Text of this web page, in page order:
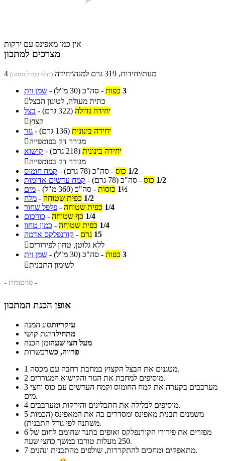
אין כמו מאפינס עם ירקות
מצרכים למתכון
4 מנות/יחידות, 319 גרם למנה\יחידה (תלוי בגודל המנה)
שמן זית - 3 כפות - סה"כ (30 מ"ל)
כתית מעולה, לטיגון הבצל
בצל - יחידה גדולה (322 גרם)
קצוץ
גזר - יחידה בינונית (136 גרם)
מגורר דק בפומפייה
קישוא - יחידה בינונית (218 גרם)
מגורר דק בפומפייה
קמח חומוס - 1/2 כוס - סה"כ (78 גרם)
קמח עדשים אדומות - 1/2 כוס - סה"כ (78 גרם)
מים - 1½ כוסות - סה"כ (360 מ"ל)
מלח - 1/2 כפית שטוחה
פלפל שחור - 1/4 כפית שטוחה
כורכום - 1/4 כף שטוחה
כמון טחון - 1/4 כפית שטוחה
קורנפלקס אדמה - 15 גרם
ללא גלוטן, טחון לפירורים
שמן זית - 3 כפות - סה"כ (30 מ"ל)
לשימון התבנית
- פרסומת -
אופן הכנת המתכון
עיקריותסוג המנה
מתחילדרגת קושי
מעל חצי שעהזמן הכנה
פרווה, כשרכשרות
1
מטגנים את הבצל הקצוץ במחבת רחבה עם מכסה.
2
מוסיפים למחבת את הגזר והקישוא המגוררים.
3
מים.
4
מוסיפים לבלילה את התבלינים והירקות ומערבבים.
5
משתנה לפי גודל התבנית).
6
250 מעלות טורבו במשך כחצי שעה.
7
מתאפקים ומחכים להתקררות, שולפים מהתבנית ונהנים.